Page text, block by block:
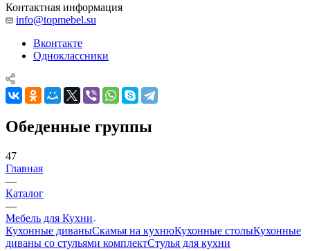
Контактная информация
info@topmebel.su
Вконтакте
Одноклассники
Обеденные группы
47
Главная
—
Каталог
—
Мебель для Кухни
Кухонные диваныСкамья на кухнюКухонные столыКухонные
диваны со стульями комплектСтулья для кухни